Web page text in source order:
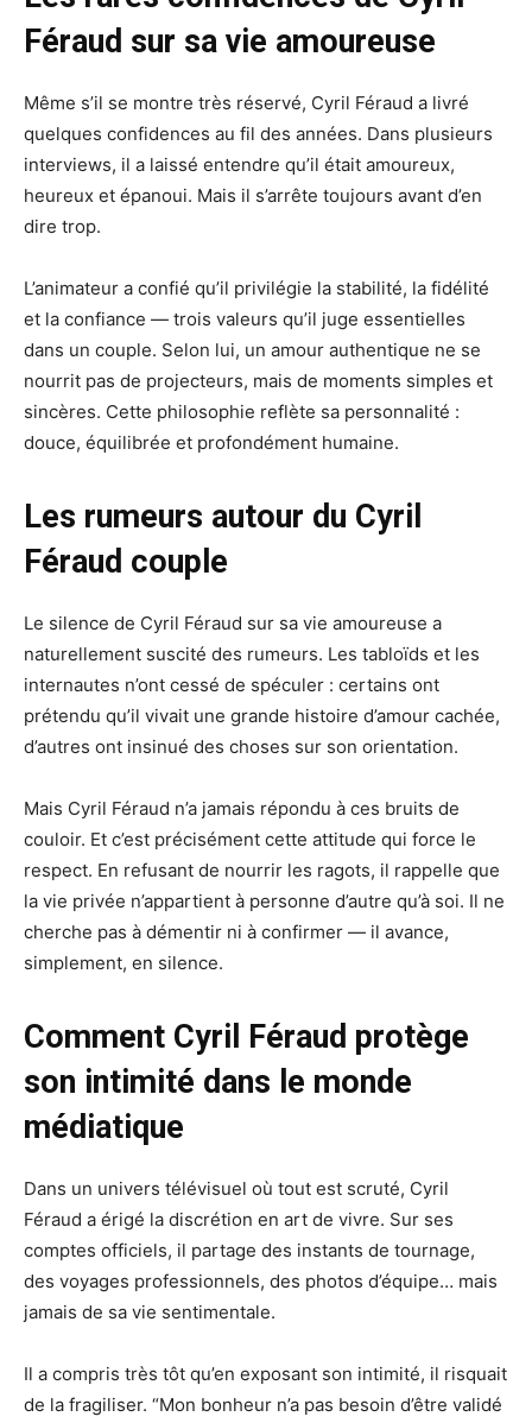
Féraud sur sa vie amoureuse
Même s’il se montre très réservé, Cyril Féraud a livré
quelques confidences au fil des années. Dans plusieurs
interviews, il a laissé entendre qu’il était amoureux,
heureux et épanoui. Mais il s’arrête toujours avant d’en
dire trop.
L’animateur a confié qu’il privilégie la stabilité, la fidélité
et la confiance — trois valeurs qu’il juge essentielles
dans un couple. Selon lui, un amour authentique ne se
nourrit pas de projecteurs, mais de moments simples et
sincères. Cette philosophie reflète sa personnalité :
douce, équilibrée et profondément humaine.
Les rumeurs autour du Cyril
Féraud couple
Le silence de Cyril Féraud sur sa vie amoureuse a
naturellement suscité des rumeurs. Les tabloïds et les
internautes n’ont cessé de spéculer : certains ont
prétendu qu’il vivait une grande histoire d’amour cachée,
d’autres ont insinué des choses sur son orientation.
Mais Cyril Féraud n’a jamais répondu à ces bruits de
couloir. Et c’est précisément cette attitude qui force le
respect. En refusant de nourrir les ragots, il rappelle que
la vie privée n’appartient à personne d’autre qu’à soi. Il ne
cherche pas à démentir ni à confirmer — il avance,
simplement, en silence.
Comment Cyril Féraud protège
son intimité dans le monde
médiatique
Dans un univers télévisuel où tout est scruté, Cyril
Féraud a érigé la discrétion en art de vivre. Sur ses
comptes officiels, il partage des instants de tournage,
des voyages professionnels, des photos d’équipe… mais
jamais de sa vie sentimentale.
Il a compris très tôt qu’en exposant son intimité, il risquait
de la fragiliser. “Mon bonheur n’a pas besoin d’être validé